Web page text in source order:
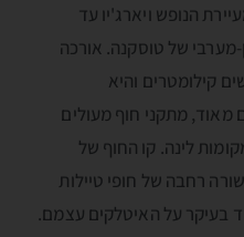
הנופש ויארג'יו עד
מערבי של טוסקנה. אורכה
קילומטרים והיא
מאוד, מתקני חוף מעולים
לינה. קו החוף של
רחבה של חופי טיילות
בעיקר על האיטלקים עצמם.